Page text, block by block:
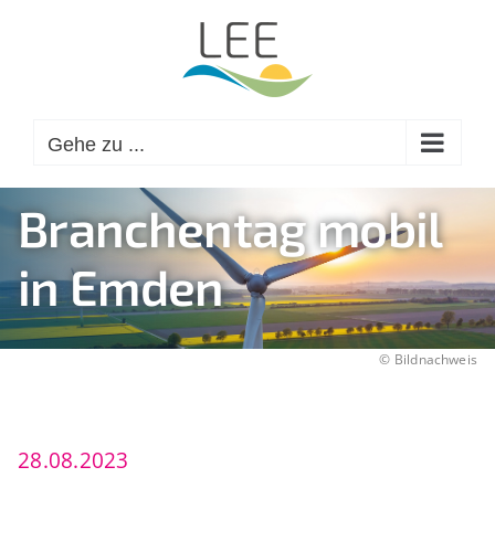
Gehe zu ...
Branchentag mobil
in Emden
© Bildnachweis
28.08.2023